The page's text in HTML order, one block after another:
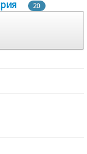
20